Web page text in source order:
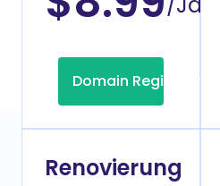
Domain Registrierung
Renovierung